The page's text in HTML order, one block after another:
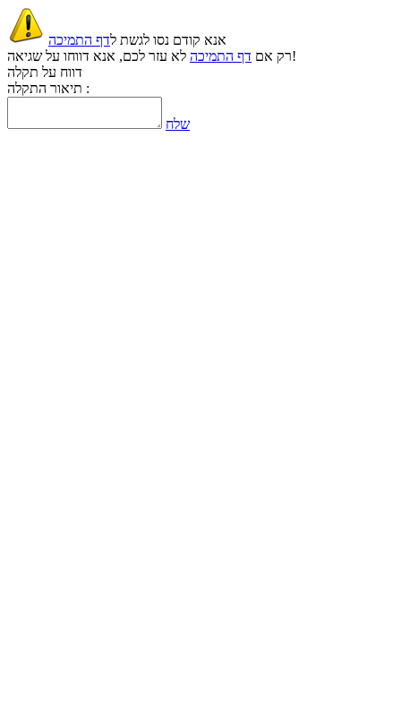
אנא קודם נסו לגשת לדף התמיכה
רק אם דף התמיכה
לא עזר לכם, אנא דווחו על שגיאה!
דווח על תקלה
תיאור התקלה :
שלח